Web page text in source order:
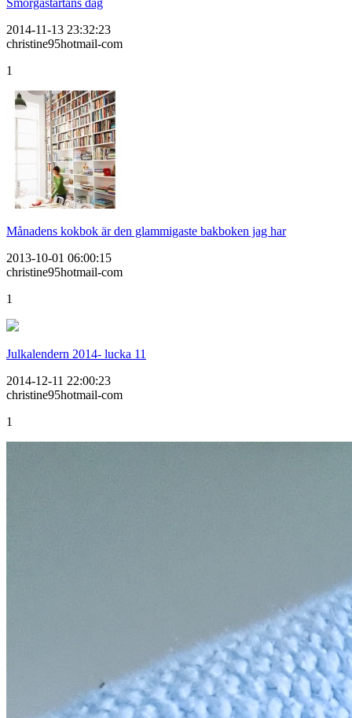
Smörgåstårtans dag
2014-11-13 23:32:23
christine95hotmail-com
1
Månadens kokbok är den glammigaste bakboken jag har
2013-10-01 06:00:15
christine95hotmail-com
1
Julkalendern 2014- lucka 11
2014-12-11 22:00:23
christine95hotmail-com
1